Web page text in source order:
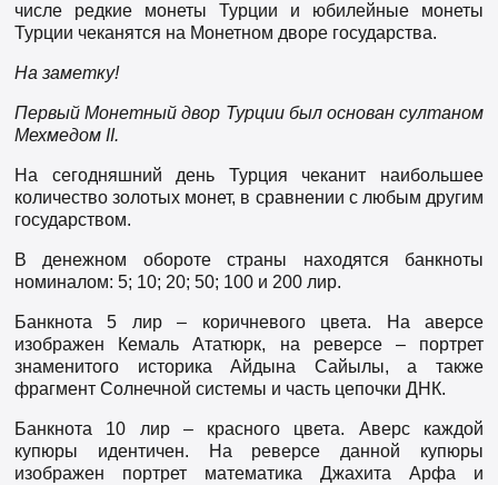
числе редкие монеты Турции и юбилейные монеты
Турции чеканятся на Монетном дворе государства.
На заметку!
Первый Монетный двор Турции был основан султаном
Мехмедом II.
На сегодняшний день Турция чеканит наибольшее
количество золотых монет, в сравнении с любым другим
государством.
В денежном обороте страны находятся банкноты
номиналом: 5; 10; 20; 50; 100 и 200 лир.
Банкнота 5 лир – коричневого цвета. На аверсе
изображен Кемаль Ататюрк, на реверсе – портрет
знаменитого историка Айдына Сайылы, а также
фрагмент Солнечной системы и часть цепочки ДНК.
Банкнота 10 лир – красного цвета. Аверс каждой
купюры идентичен. На реверсе данной купюры
изображен портрет математика Джахита Арфа и